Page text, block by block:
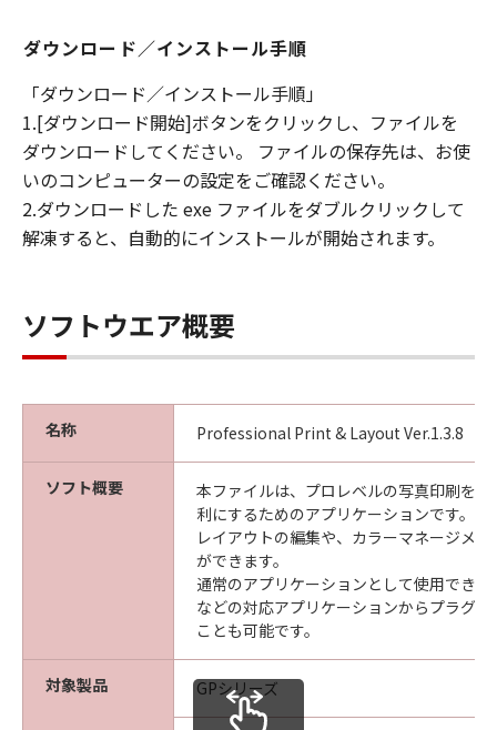
ア」を交換いたします。
(1) 「本ソフトウエア」は、『現状のまま』の
状態で使用許諾されます。キヤノン、キヤノン
の関連会社、それらの販売代理店及び販売店
は、「本ソフトウエア」に関して、商品性及び
特定の目的への適合性の保証を含め、いかなる
保証も、明示たると黙示たるとを問わず一切し
売代理店及び販売店は、「許諾ソフトウエア」
の使用または使用不能から生ずるいかなる損害
て、一切の責任を負わないものとします。例
え、キヤノン、キヤノンの関連会社、それらの
販売代理店及び販売店がかかる損害の可能性に
ついて知らされていた場合でも同様です。
(3) キヤノン、キヤノンの関連会社、それらの販
売代理店及び販売店は、「本ソフトウエア」の
使用に起因または関連してお客様と第三者との
間に生じたいかなる紛争についても、一切責任
を負わないものとします。
(4) 以上が、「本ソフトウエア」に関するキヤノ
ン、キヤノンの関連会社、それらの販売代理店
及び販売店のすべての責任であり、お客様の唯
ダウンロード／インストール手順
「ダウンロード／インストール手順」
1.[ダウンロード開始]ボタンをクリックし、ファイルを
ダウンロードしてください。 ファイルの保存先は、お使
いのコンピューターの設定をご確認ください。
2.ダウンロードした exe ファイルをダブルクリックして
解凍すると、自動的にインストールが開始されます。
ソフトウエア概要
名称 Professional Print & Layout Ver.1.3.8
ソフト概要
本ファイルは、プロレベルの写真印刷を
利にするためのアプリケーションです。
レイアウトの編集や、カラーマネージメ
ができます。
通常のアプリケーションとして使用でき
などの対応アプリケーションからプラグ
ことも可能です。
対象製品 GPシリーズ